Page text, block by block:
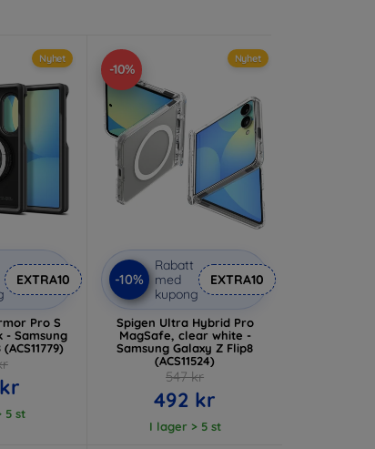
Nyhet
EXTRA10
Pro S
- Samsung
5 st
-10%
Nyhet
-10%
Rabatt
med
kupong
EXTRA10
Spigen Ultra Hybrid Pro
MagSafe, clear white -
Samsung Galaxy Z Flip8
(ACS11524)
547 kr
492 kr
I lager > 5 st